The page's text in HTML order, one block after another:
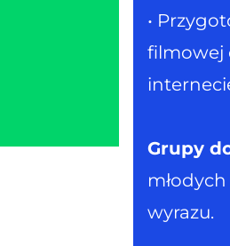
•
filmowej
Grupy
wyrazu.